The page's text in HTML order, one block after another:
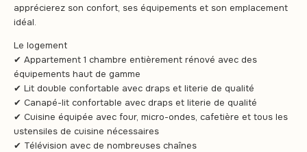
apprécierez son confort, ses équipements et son emplacement
idéal.
Le logement
✔ Appartement 1 chambre entièrement rénové avec des
équipements haut de gamme
✔ Lit double confortable avec draps et literie de qualité
✔ Canapé-lit confortable avec draps et literie de qualité
✔ Cuisine équipée avec four, micro-ondes, cafetière et tous les
ustensiles de cuisine nécessaires
✔ Télévision avec de nombreuses chaînes